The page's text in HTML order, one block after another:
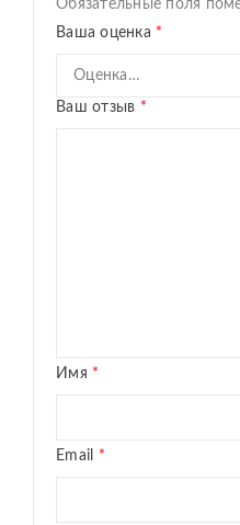
Обязательные поля
Ваша оценка *
Ваш отзыв *
Имя *
Email *